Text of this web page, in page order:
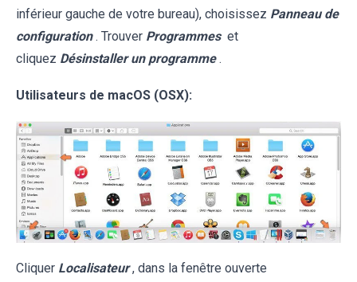
inférieur gauche de votre bureau), choisissez Panneau de
configuration . Trouver Programmes et
cliquez Désinstaller un programme .
Utilisateurs de macOS (OSX):
Cliquer Localisateur , dans la fenêtre ouverte